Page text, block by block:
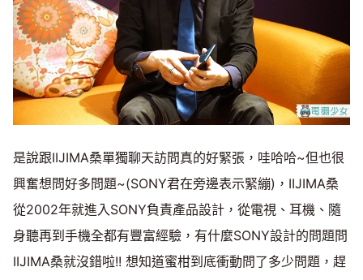
是說跟IIJIMA桑單獨聊天訪問真的好緊張，哇哈哈~但也很
興奮想問好多問題~(SONY君在旁邊表示緊繃)，IIJIMA桑
從2002年就進入SONY負責產品設計，從電視、耳機、隨
身聽再到手機全都有豐富經驗，有什麼SONY設計的問題問
IIJIMA桑就沒錯啦!! 想知道蜜柑到底衝動問了多少問題，趕